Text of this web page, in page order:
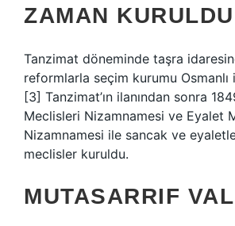
ZAMAN
Tanzimat döneminde taşra
reformlarla seçim kurumu
[3] Tanzimat’ın ilanından sonra
Meclisleri Nizamnamesi ve Eyalet
Nizamnamesi ile sancak ve
meclisler kuruldu.
MUTASARRIF